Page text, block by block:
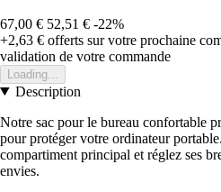
67,00 € 52,51 € -22%
+2,63 € offerts sur votre prochaine
validation de votre commande
Loading...
Description
Notre sac pour le bureau confortable
pour protéger votre ordinateur
compartiment principal et réglez ses
envies.